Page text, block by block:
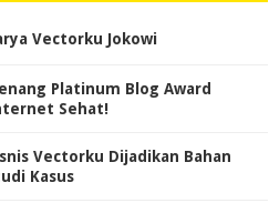
Vectorku Jokowi
Platinum Blog Award
Sehat!
Vectorku Dijadikan Bahan
Kasus